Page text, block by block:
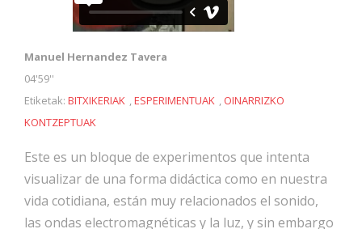
Manuel Hernandez Tavera
04'59''
Etiketak: BITXIKERIAK ,ESPERIMENTUAK , OINARRIZKO
KONTZEPTUAK
Este es un bloque de experimentos que intenta
visualizar de una forma didáctica como en nuestra
vida cotidiana, están muy relacionados el sonido,
las ondas electromagnéticas y la luz, y sin embargo